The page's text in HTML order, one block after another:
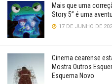
Mais que uma
Story 5” é uma
17 DE JUNHO DE
Cinema cearense
Mostra Outros
Esquema Novo